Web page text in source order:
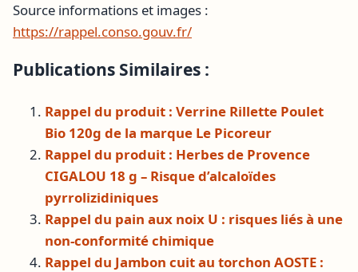
Source informations et images :
https://rappel.conso.gouv.fr/
Publications Similaires :
Rappel du produit : Verrine Rillette Poulet
Bio 120g de la marque Le Picoreur
Rappel du produit : Herbes de Provence
CIGALOU 18 g – Risque d’alcaloïdes
pyrrolizidiniques
Rappel du pain aux noix U : risques liés à une
non-conformité chimique
Rappel du Jambon cuit au torchon AOSTE :